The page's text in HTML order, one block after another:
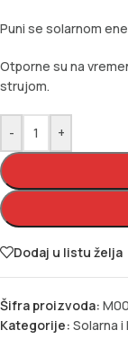
Puni se solarnom
Otporne su na
strujom.
- +
Dodaj u listu želja
Šifra proizvoda:
Kategorije: Solarna